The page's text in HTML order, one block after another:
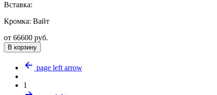
Вставка:
Кромка: Вайт
от 66600 руб.
В корзину
page left arrow
1